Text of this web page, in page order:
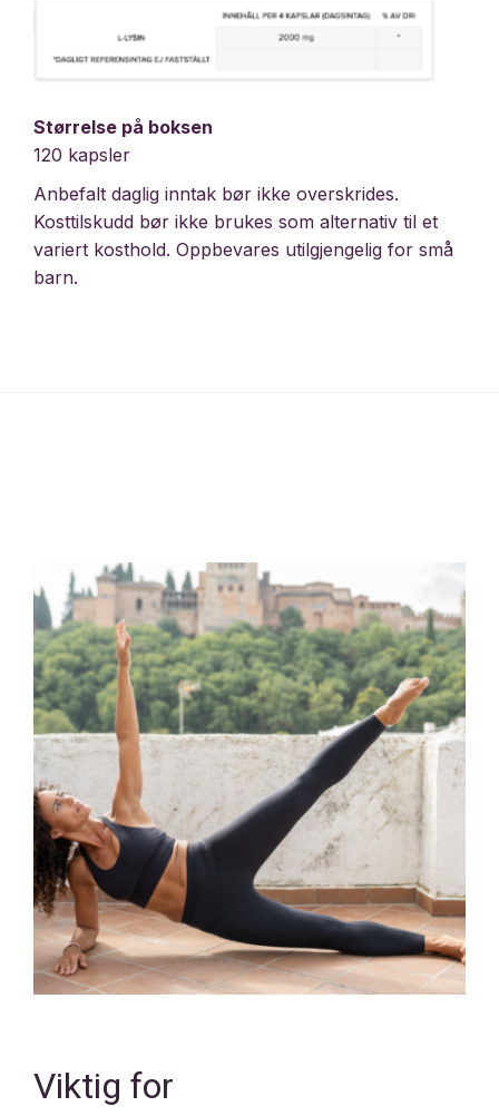
Størrelse på boksen
120 kapsler
Anbefalt daglig inntak bør ikke overskrides.
Kosttilskudd bør ikke brukes som alternativ til et
variert kosthold. Oppbevares utilgjengelig for små
barn.
Viktig for